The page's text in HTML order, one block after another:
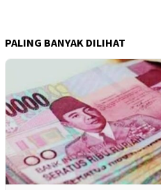
PALING BANYAK DILIHAT